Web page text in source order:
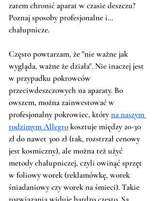
zatem chronić aparat w czasie deszczu?
Poznaj sposoby profesjonalne i...
chałupnicze.
Często powtarzam, że "nie ważne jak
wygląda, ważne że działa". Nie inaczej jest
w przypadku pokrowców
przeciwdeszczowych na aparaty. Bo
owszem, można zainwestować w
profesjonalny pokrowiec, który na naszym
rodzimym Allegro kosztuje między 20-30
zł do nawet 300 zł (tak, rozstrzał cenowy
jest kosmiczny), ale można też użyć
metody chałupniczej, czyli owinąć sprzęt
w foliowy worek (reklamówkę, worek
śniadaniowy czy worek na śmieci). Takie